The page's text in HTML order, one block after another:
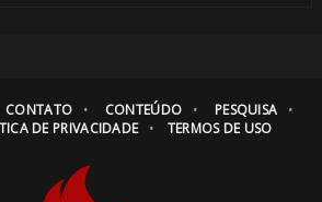
CONTATO CONTEÚDO
PESQUISA
DE PRIVACIDADE TERMOS DE USO